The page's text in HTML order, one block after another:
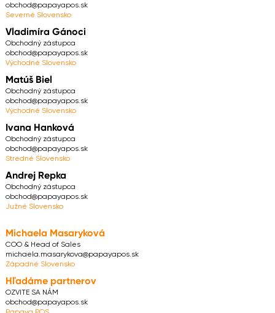
obchod@papayapos.sk
Severné Slovensko
Vladimíra Gánoci
Obchodný zástupca
obchod@papayapos.sk
Východné Slovensko
Matúš Biel
Obchodný zástupca
obchod@papayapos.sk
Východné Slovensko
Ivana Hanková
Obchodný zástupca
obchod@papayapos.sk
Stredné Slovensko
Andrej Repka
Obchodný zástupca
obchod@papayapos.sk
Južné Slovensko
Michaela Masaryková
COO & Head of Sales
michaela.masarykova@papayapos.sk
Západné Slovensko
Hľadáme partnerov
OZVITE SA NÁM
obchod@papayapos.sk